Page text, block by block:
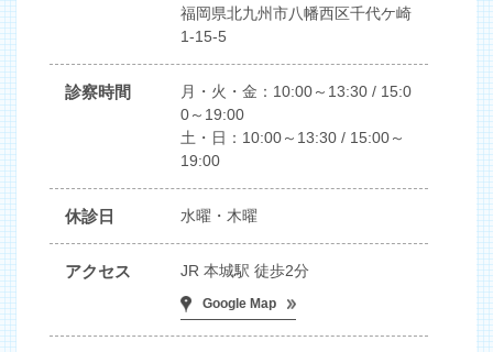
福岡県北九州市八幡西区千代ケ崎
1-15-5
診察時間
月・火・金：10:00～13:30 / 15:0
0～19:00
土・日：10:00～13:30 / 15:00～
19:00
休診日 水曜・木曜
アクセス JR 本城駅 徒歩2分
Google Map